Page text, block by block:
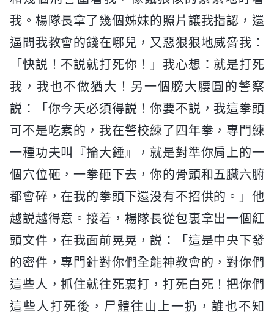
我。楊隊長拿了幾個姊妹的照片讓我指認，還
逼問我教會的錢在哪兒，又惡狠狠地威脅我：
「快説！不説就打死你！」我心想：就是打死
我，我也不做猶大！另一個膀大腰圓的警察
説：「你今天必須得説！你要不説，我這拳頭
可不是吃素的，我在警校練了四年拳，專門練
一種功夫叫『掄大錘』，就是對準你肩上的一
個穴位砸，一拳砸下去，你的骨頭和五臟六腑
都會碎，在我的拳頭下還没有不招供的。」他
越説越得意。接着，楊隊長從包裏拿出一個紅
頭文件，在我面前晃晃，説：「這是中央下發
的密件，專門針對你們全能神教會的，對你們
這些人，抓住就往死裏打，打死白死！把你們
這些人打死後，尸體往山上一扔，誰也不知